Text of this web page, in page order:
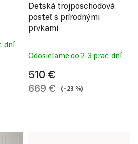
hodnotenie produktu je 4,5 z 5
dní
Detská trojposchodová
posteľ s prírodnými
prvkami
Odosielame do 2-3 prac. dní
510 €
669 € (–23 %)